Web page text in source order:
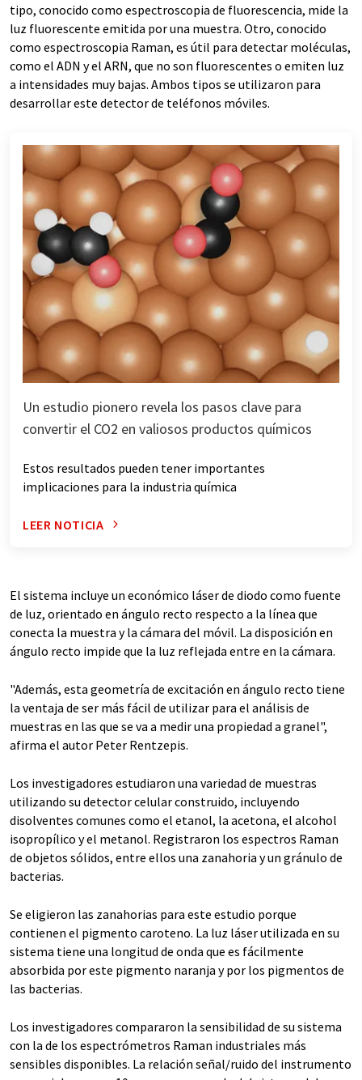
tipo, conocido como espectroscopia de fluorescencia, mide la
luz fluorescente emitida por una muestra. Otro, conocido
como espectroscopia Raman, es útil para detectar moléculas,
como el ADN y el ARN, que no son fluorescentes o emiten luz
a intensidades muy bajas. Ambos tipos se utilizaron para
desarrollar este detector de teléfonos móviles.
Un estudio pionero revela los pasos clave para
convertir el CO2 en valiosos productos químicos
Estos resultados pueden tener importantes
implicaciones para la industria química
LEER NOTICIA
El sistema incluye un económico láser de diodo como fuente
de luz, orientado en ángulo recto respecto a la línea que
conecta la muestra y la cámara del móvil. La disposición en
ángulo recto impide que la luz reflejada entre en la cámara.
"Además, esta geometría de excitación en ángulo recto tiene
la ventaja de ser más fácil de utilizar para el análisis de
muestras en las que se va a medir una propiedad a granel",
afirma el autor Peter Rentzepis.
Los investigadores estudiaron una variedad de muestras
utilizando su detector celular construido, incluyendo
disolventes comunes como el etanol, la acetona, el alcohol
isopropílico y el metanol. Registraron los espectros Raman
de objetos sólidos, entre ellos una zanahoria y un gránulo de
bacterias.
Se eligieron las zanahorias para este estudio porque
contienen el pigmento caroteno. La luz láser utilizada en su
sistema tiene una longitud de onda que es fácilmente
absorbida por este pigmento naranja y por los pigmentos de
las bacterias.
Los investigadores compararon la sensibilidad de su sistema
con la de los espectrómetros Raman industriales más
sensibles disponibles. La relación señal/ruido del instrumento